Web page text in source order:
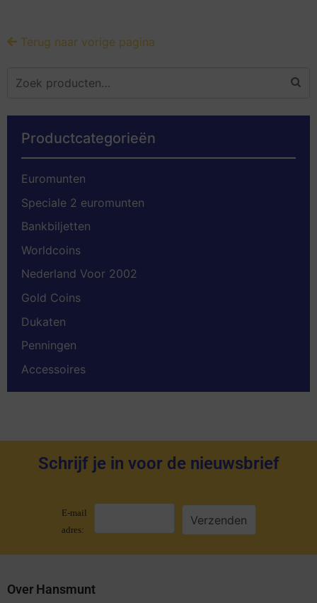
Terug naar vorige pagina
Productcategorieën
Euromunten
Speciale 2 euromunten
Bankbiljetten
Worldcoins
Nederland Voor 2002
Gold Coins
Dukaten
Penningen
Accessoires
Schrijf je in voor de nieuwsbrief
E-mail
adres:
Over Hansmunt